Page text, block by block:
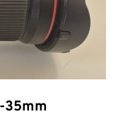
35mm